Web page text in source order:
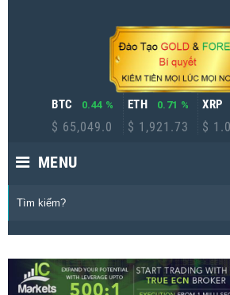
BTC
$ 65,049.0
0.44 %
ETH
$ 1,921.73
0.71 %
XRP
$
MENU